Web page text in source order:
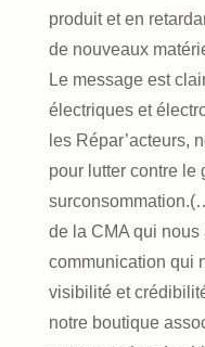
produit et en
de nouveaux
Le message est
électriques et
les Répar’acteurs,
pour lutter contre le
de la CMA qui
communication qui
visibilité et
notre boutique